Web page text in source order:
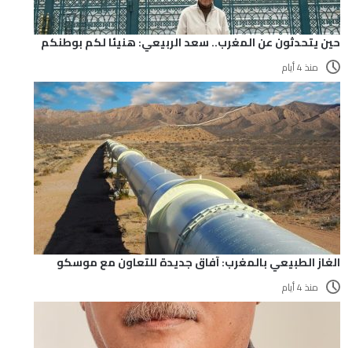
حين يتحدثون عن المغرب.. سعد الربيعي: هنيئا لكم بوطنكم
منذ 4 أيام
الغاز الطبيعي بالمغرب: آفاق جديدة للتعاون مع موسكو
منذ 4 أيام